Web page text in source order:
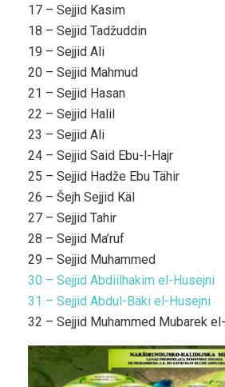
17 – Sejjid Kasim
18 – Sejjid Tadžuddin
19 – Sejjid Ali
20 – Sejjid Mahmud
21 – Sejjid Hasan
22 – Sejjid Halil
23 – Sejjid Ali
24 – Sejjid Said Ebu-l-Hajr
25 – Sejjid Hadže Ebu Tähir
26 – Šejh Sejjid Käl
27 – Sejjid Tahir
28 – Sejjid Ma’ruf
29 – Sejjid Muhammed
30 – Sejjid Abdiilhakim el-Husejni
31 – Sejjid Abdul-Bäki el-Husejni
32 – Sejjid Muhammed Mubarek